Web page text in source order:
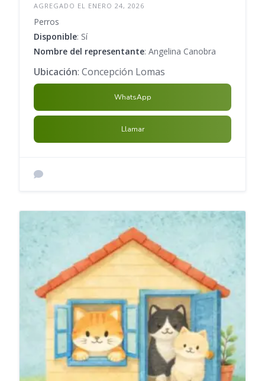
AGREGADO EL ENERO 24, 2026
Perros
Disponible: Sí
Nombre del representante: Angelina Canobra
Ubicación: Concepción Lomas
WhatsApp
Llamar